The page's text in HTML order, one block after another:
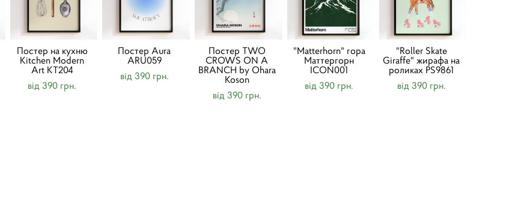
Постер на кухню
Kitchen Modern
Art KT204
від 390 грн.
Постер Aura
ARU059
від 390 грн.
Постер TWO
CROWS ON A
BRANCH by Ohara
Koson
від 390 грн.
"Matterhorn" гора
Маттергорн
ICON001
від 390 грн.
"Roller Skate
Giraffe" жирафа на
роликах PS9861
від 390 грн.